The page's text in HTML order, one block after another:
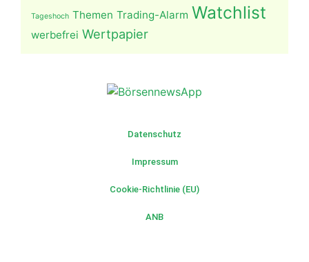
Tageshoch Themen Trading-Alarm Watchlist
werbefrei Wertpapier
Datenschutz
Impressum
Cookie-Richtlinie (EU)
ANB